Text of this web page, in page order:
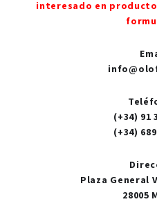
interesado en
(+34) 91
(+34)
Plaza General
28005